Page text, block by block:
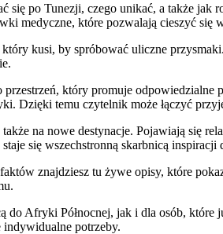
się po Tunezji, czego unikać, a także
medyczne, które pozwalają cieszyć się
kusi, by spróbować uliczne
który promuje
Dzięki temu czytelnik może łączyć
na nowe destynacje. Pojawiają się
się wszechstronną skarbnicą inspiracji
znajdziesz tu żywe opisy, które
Afryki Północnej, jak i dla osób,
indywidualne potrzeby.